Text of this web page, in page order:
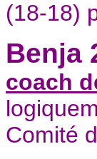
(18-18)
Benja
coach
Comité